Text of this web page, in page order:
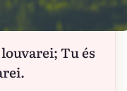
Tu és